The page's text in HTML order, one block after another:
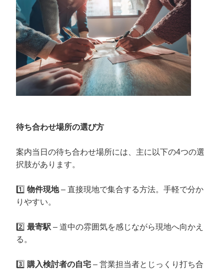
待ち合わせ場所の選び方
案内当日の待ち合わせ場所には、主に以下の4つの選
択肢があります。
1️⃣ 物件現地– 直接現地で集合する方法。手軽で分か
りやすい。
2️⃣ 最寄駅– 道中の雰囲気を感じながら現地へ向かえ
る。
3️⃣ 購入検討者の自宅– 営業担当者とじっくり打ち合